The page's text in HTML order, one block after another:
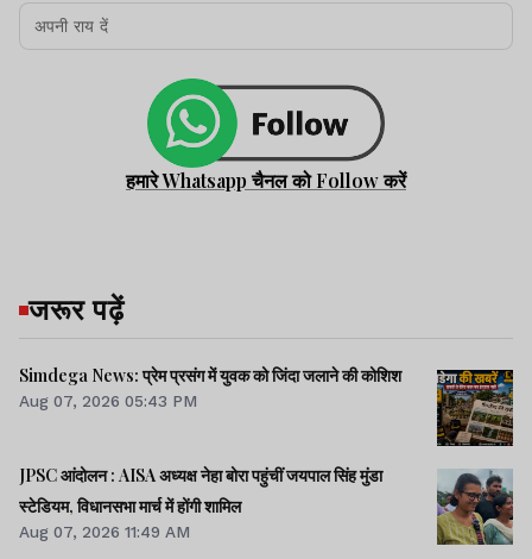
हमारे Whatsapp चैनल को Follow करें
जरूर पढ़ें
Simdega News: प्रेम प्रसंग में युवक को जिंदा जलाने की कोशिश
Aug 07, 2026 05:43 PM
JPSC आंदोलन : AISA अध्यक्ष नेहा बोरा पहुंचीं जयपाल सिंह मुंडा
स्टेडियम, विधानसभा मार्च में होंगी शामिल
Aug 07, 2026 11:49 AM